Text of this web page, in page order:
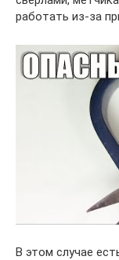
работать из-за
В этом случае